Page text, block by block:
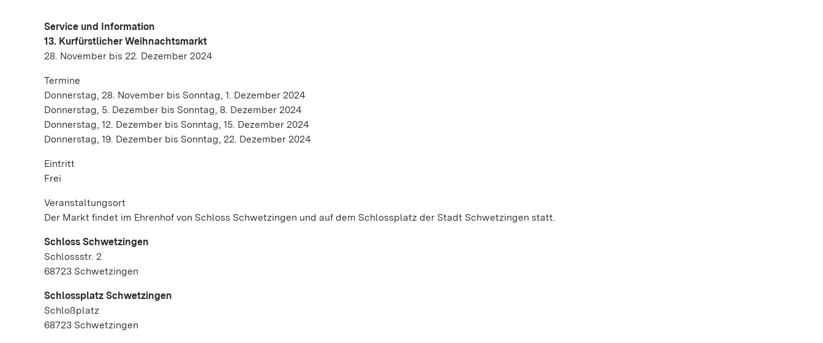
Service und Information
13. Kurfürstlicher Weihnachtsmarkt
28. November bis 22. Dezember 2024
Termine
Donnerstag, 28. November bis Sonntag, 1. Dezember 2024
Donnerstag, 5. Dezember bis Sonntag, 8. Dezember 2024
Donnerstag, 12. Dezember bis Sonntag, 15. Dezember 2024
Donnerstag, 19. Dezember bis Sonntag, 22. Dezember 2024
Eintritt
Frei
Veranstaltungsort
Der Markt findet im Ehrenhof von Schloss Schwetzingen und auf dem Schlossplatz der Stadt Schwetzingen statt.
Schloss Schwetzingen
Schlossstr. 2
68723 Schwetzingen
Schlossplatz Schwetzingen
Schloßplatz
68723 Schwetzingen